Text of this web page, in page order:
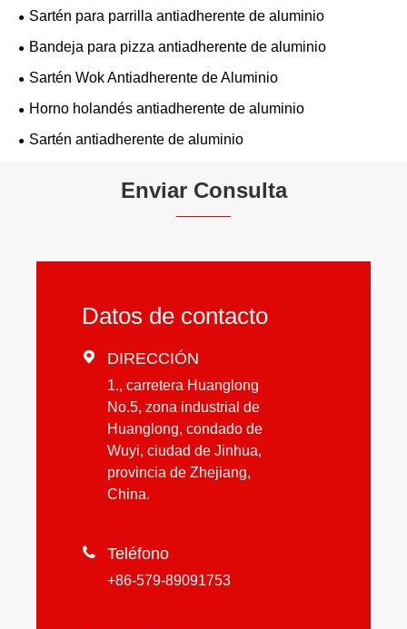
Sartén para parrilla antiadherente de aluminio
Bandeja para pizza antiadherente de aluminio
Sartén Wok Antiadherente de Aluminio
Horno holandés antiadherente de aluminio
Sartén antiadherente de aluminio
Enviar Consulta
Datos de contacto
 DIRECCIÓN
1., carretera Huanglong
No.5, zona industrial de
Huanglong, condado de
Wuyi, ciudad de Jinhua,
provincia de Zhejiang,
China.
 Teléfono
+86-579-89091753